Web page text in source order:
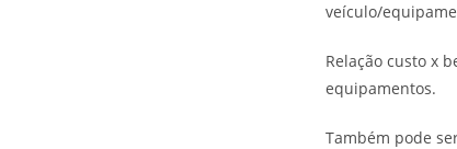
veículo/
Relação custo x
equipamentos.
Também pode